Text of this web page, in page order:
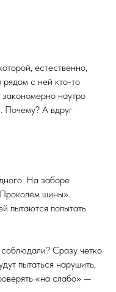
естественно,
рядом с ней кто-то
закономерно наутро
Почему? А вдруг
На заборе
шины».
пытаются попытать
Сразу четко
пытаться нарушить,
«на слабо» —